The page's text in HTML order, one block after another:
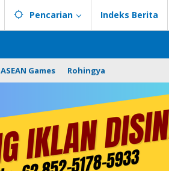
Pencarian Indeks Berita
ASEAN Games Rohingya